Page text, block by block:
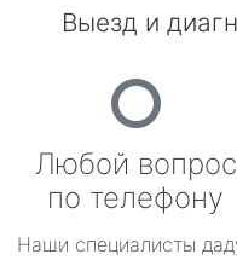
Выезд и
Любой вопрос
по телефону
Наши специалисты